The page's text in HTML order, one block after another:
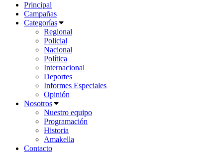
Principal
Campañas
Categorías
Regional
Policial
Nacional
Política
Internacional
Deportes
Informes Especiales
Opinión
Nosotros
Nuestro equipo
Programación
Historia
Amakella
Contacto